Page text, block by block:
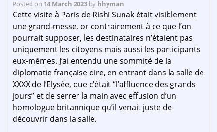
Posted on 14 March 2023 by hhyman
Cette visite à Paris de Rishi Sunak était visiblement
une grand-messe, or contrairement à ce que l’on
pourrait supposer, les destinataires n’étaient pas
uniquement les citoyens mais aussi les participants
eux-mêmes. J’ai entendu une sommité de la
diplomatie française dire, en entrant dans la salle de
XXXX de l’Elysée, que c’était “l’affluence des grands
jours” et de serrer la main avec effusion d’un
homologue britannique qu’il venait juste de
découvrir dans la salle.